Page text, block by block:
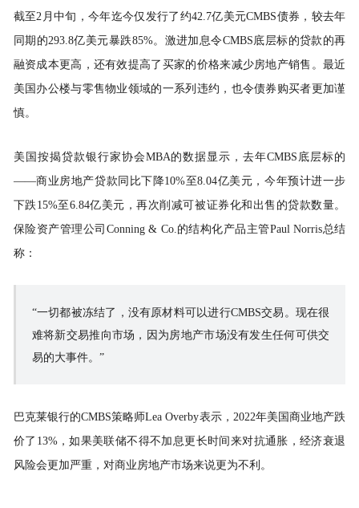
截至2月中旬，今年迄今仅发行了约42.7亿美元CMBS债券，较去年
同期的293.8亿美元暴跌85%。激进加息令CMBS底层标的贷款的再
融资成本更高，还有效提高了买家的价格来减少房地产销售。最近
美国办公楼与零售物业领域的一系列 违约 ，也令债券购买者更加谨
慎。
美国按揭贷款银行家协会MBA的数据显示，去年CMBS底层标的
——商业房地产贷款同比下降10%至8.04亿美元，今年预计进一步
下跌15%至6.84亿美元，再次削减可被证券化和出售的贷款数量。
保险资产管理公司Conning & Co.的结构化产品主管Paul Norris总结
称：
“一切都被冻结了，没有原材料可以进行CMBS交易。现在很
难将新交易推向市场，因为房地产市场没有发生任何可供交
易的大事件。”
巴克莱银行的CMBS策略师Lea Overby表示，2022年美国商业地产跌
价了13%，如果美联储不得不加息更长时间来对抗通胀，经济衰退
风险会更加严重，对商业房地产市场来说更为不利。